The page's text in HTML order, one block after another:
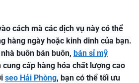
cách mà các dịch vụ này có thể
hàng ngày hoặc kinh dinh của bạn.
buôn bán buôn, bán sỉ mỹ
cung cấp hàng hóa chất lượng cao
seo Hải Phòng, bạn có thể tối ưu